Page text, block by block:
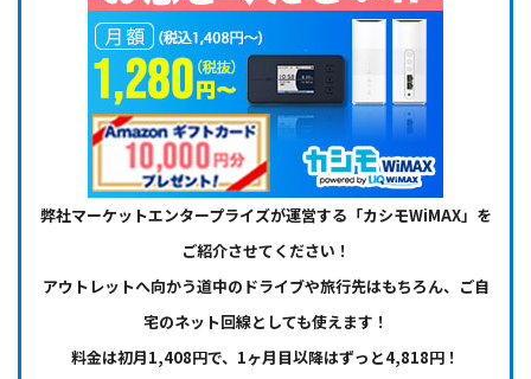
弊社マーケットエンタープライズが運営する「カシモWiMAX」を
ご紹介させてください！
アウトレットへ向かう道中のドライブや旅行先はもちろん、ご自
宅のネット回線としても使えます！
料金は初月1,408円で、1ヶ月目以降はずっと4,818円！